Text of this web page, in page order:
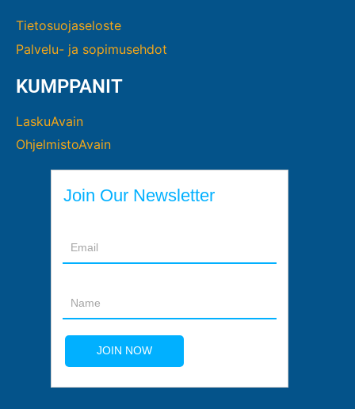
Tietosuojaseloste
Palvelu- ja sopimusehdot
KUMPPANIT
LaskuAvain
OhjelmistoAvain
Join Our Newsletter